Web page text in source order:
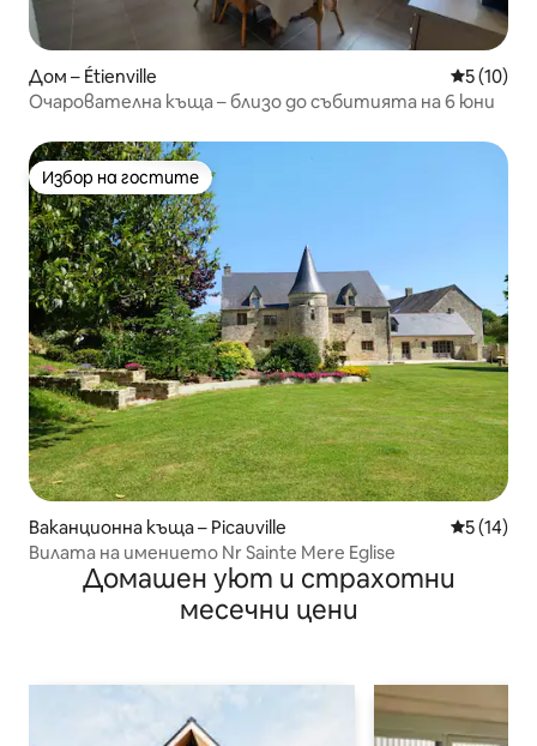
Дом – Étienville Средна
5 (10)
Очарователна къща – близо до събитията на 6 юни
Избор на гостите
Избор на гостите
Ваканционна къща – Picauville Средна
5 (14)
Вилата на имението Nr Sainte Mere Eglise
Домашен уют и страхотни
месечни цени